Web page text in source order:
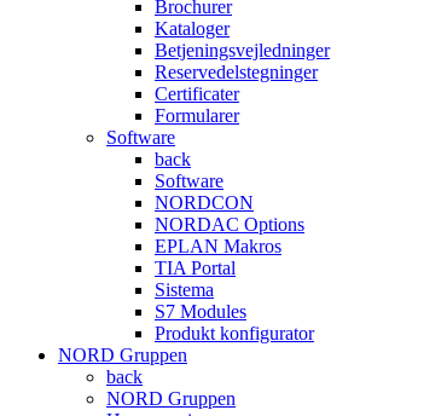
Brochurer
Kataloger
Betjeningsvejledninger
Reservedelstegninger
Certificater
Formularer
Software
back
Software
NORDCON
NORDAC Options
EPLAN Makros
TIA Portal
Sistema
S7 Modules
Produkt konfigurator
NORD Gruppen
back
NORD Gruppen